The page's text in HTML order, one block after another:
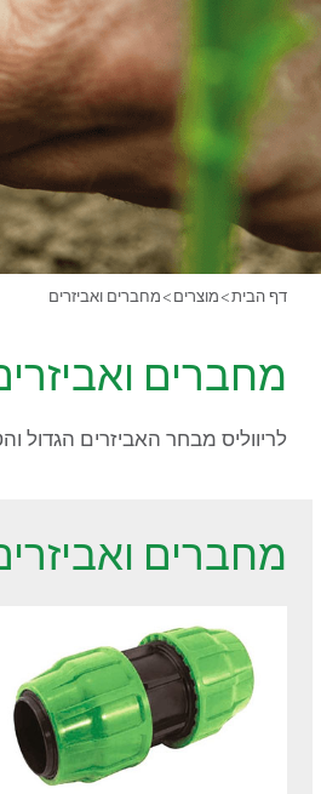
דף הבית> מוצרים > מחברים ואביזרים
מחברים
לריווליס מבחר האביזרים הגדול
מחברים